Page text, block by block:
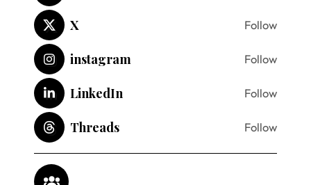
X Follow
instagram Follow
LinkedIn Follow
Threads Follow